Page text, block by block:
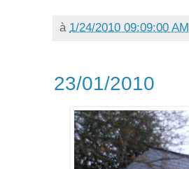
à 1/24/2010 09:09:00 AM
23/01/2010